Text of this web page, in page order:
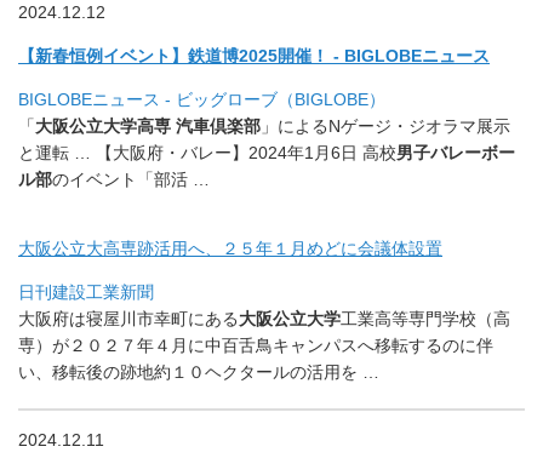
2024.12.12
【新春恒例イベント】鉄道博2025開催！ - BIGLOBEニュース
BIGLOBEニュース - ビッグローブ（BIGLOBE）
「大阪公立大学高専 汽車倶楽部 」によるNゲージ・ジオラマ展示
と運転 … 【大阪府・バレー】2024年1月6日 高校男子バレーボー
ル部のイベント「部活 …
大阪公立大高専跡活用へ、２５年１月めどに会議体設置
日刊建設工業新聞
大阪府は寝屋川市幸町にある大阪公立大学工業高等専門学校（高
専） が２０２７年４月に中百舌鳥キャンパスへ移転するのに伴
い、 移転後の跡地約１０ヘクタールの活用を …
2024.12.11